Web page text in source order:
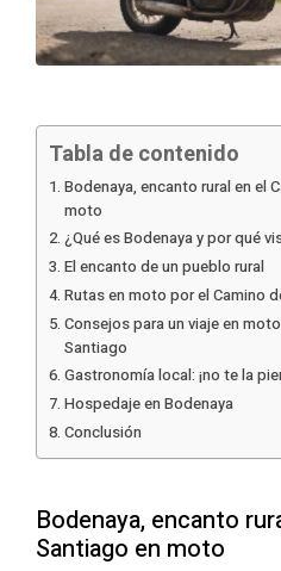
Tabla de contenido
Bodenaya, encanto rural en el
moto
¿Qué es Bodenaya y por qué
El encanto de un pueblo rural
Rutas en moto por el Camino
Consejos para un viaje en
Santiago
Gastronomía local: ¡no te la
Hospedaje en Bodenaya
Conclusión
Bodenaya, encanto
Santiago en moto